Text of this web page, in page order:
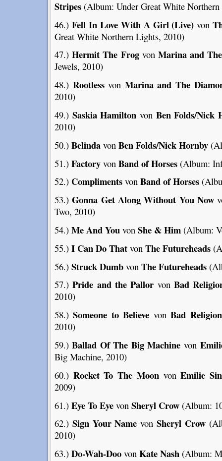
Stripes(Album: Under Great White
46.) Fell In Love With A Girl (Live) von
Great White Northern Lights, 2010)
47.)Hermit The Frogvon Marina and
Jewels, 2010)
48.) Rootlessvon Marina and The
2010)
49.) Saskia Hamilton von Ben Folds/Nick
2010)
50.) Belindavon Ben Folds/Nick Hornby
51.) Factoryvon Band of Horses(Album:
52.) Complimentsvon Band of Horses
53.)Gonna Get Along Without You Now
Two, 2010)
54.) Me And Youvon She & Him(Album:
55.) I Can Do Thatvon The Futureheads
56.) Struck Dumbvon The Futureheads
57.)Pride and the Pallor vonBad
2010)
58.)Someone to Believe vonBad Religion
2010)
59.)Ballad Of The Big Machine von
Big Machine, 2010)
60.) Rocket To The Moon vonEmilie
2009)
61.) Eye To Eyevon Sheryl Crow(Album:
62.) Sign Your Name vonSheryl Crow
2010)
63.) Do-Wah-Doovon Kate Nash(Album: